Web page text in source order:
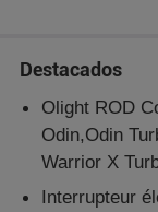
Destacados
Olight ROD
Odin,Odin
Warrior X
Interrupteur